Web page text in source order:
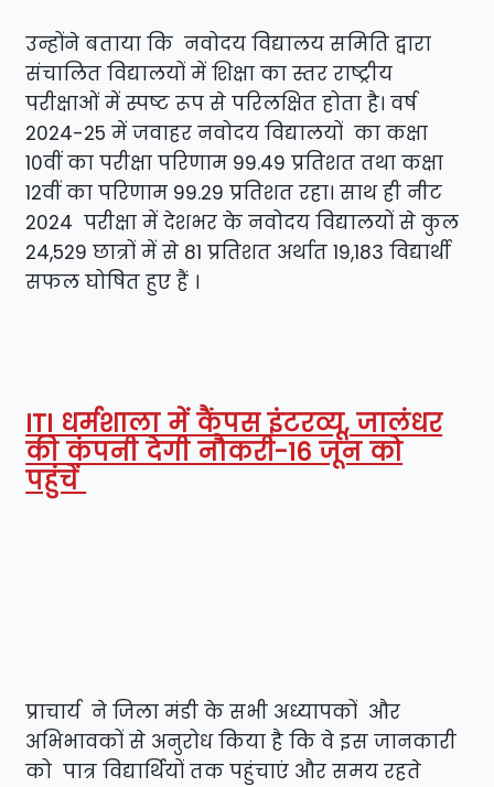
उन्होंने बताया कि नवोदय विद्यालय समिति द्वारा
संचालित विद्यालयों में शिक्षा का स्तर राष्ट्रीय
परीक्षाओं में स्पष्ट रूप से परिलक्षित होता है। वर्ष
2024-25 में जवाहर नवोदय विद्यालयों का कक्षा
10वीं का परीक्षा परिणाम 99.49 प्रतिशत तथा कक्षा
12वीं का परिणाम 99.29 प्रतिशत रहा। साथ ही नीट
2024 परीक्षा में देशभर के नवोदय विद्यालयों से कुल
24,529 छात्रों में से 81 प्रतिशत अर्थात 19,183 विद्यार्थी
सफल घोषित हुए हैं ।
ITI धर्मशाला में कैंपस इंटरव्यू, जालंधर
की कंपनी देगी नौकरी-16 जून को
पहुंचें
प्राचार्य ने जिला मंडी के सभी अध्यापकों और
अभिभावकों से अनुरोध किया है कि वे इस जानकारी
को पात्र विद्यार्थियों तक पहुंचाएं और समय रहते